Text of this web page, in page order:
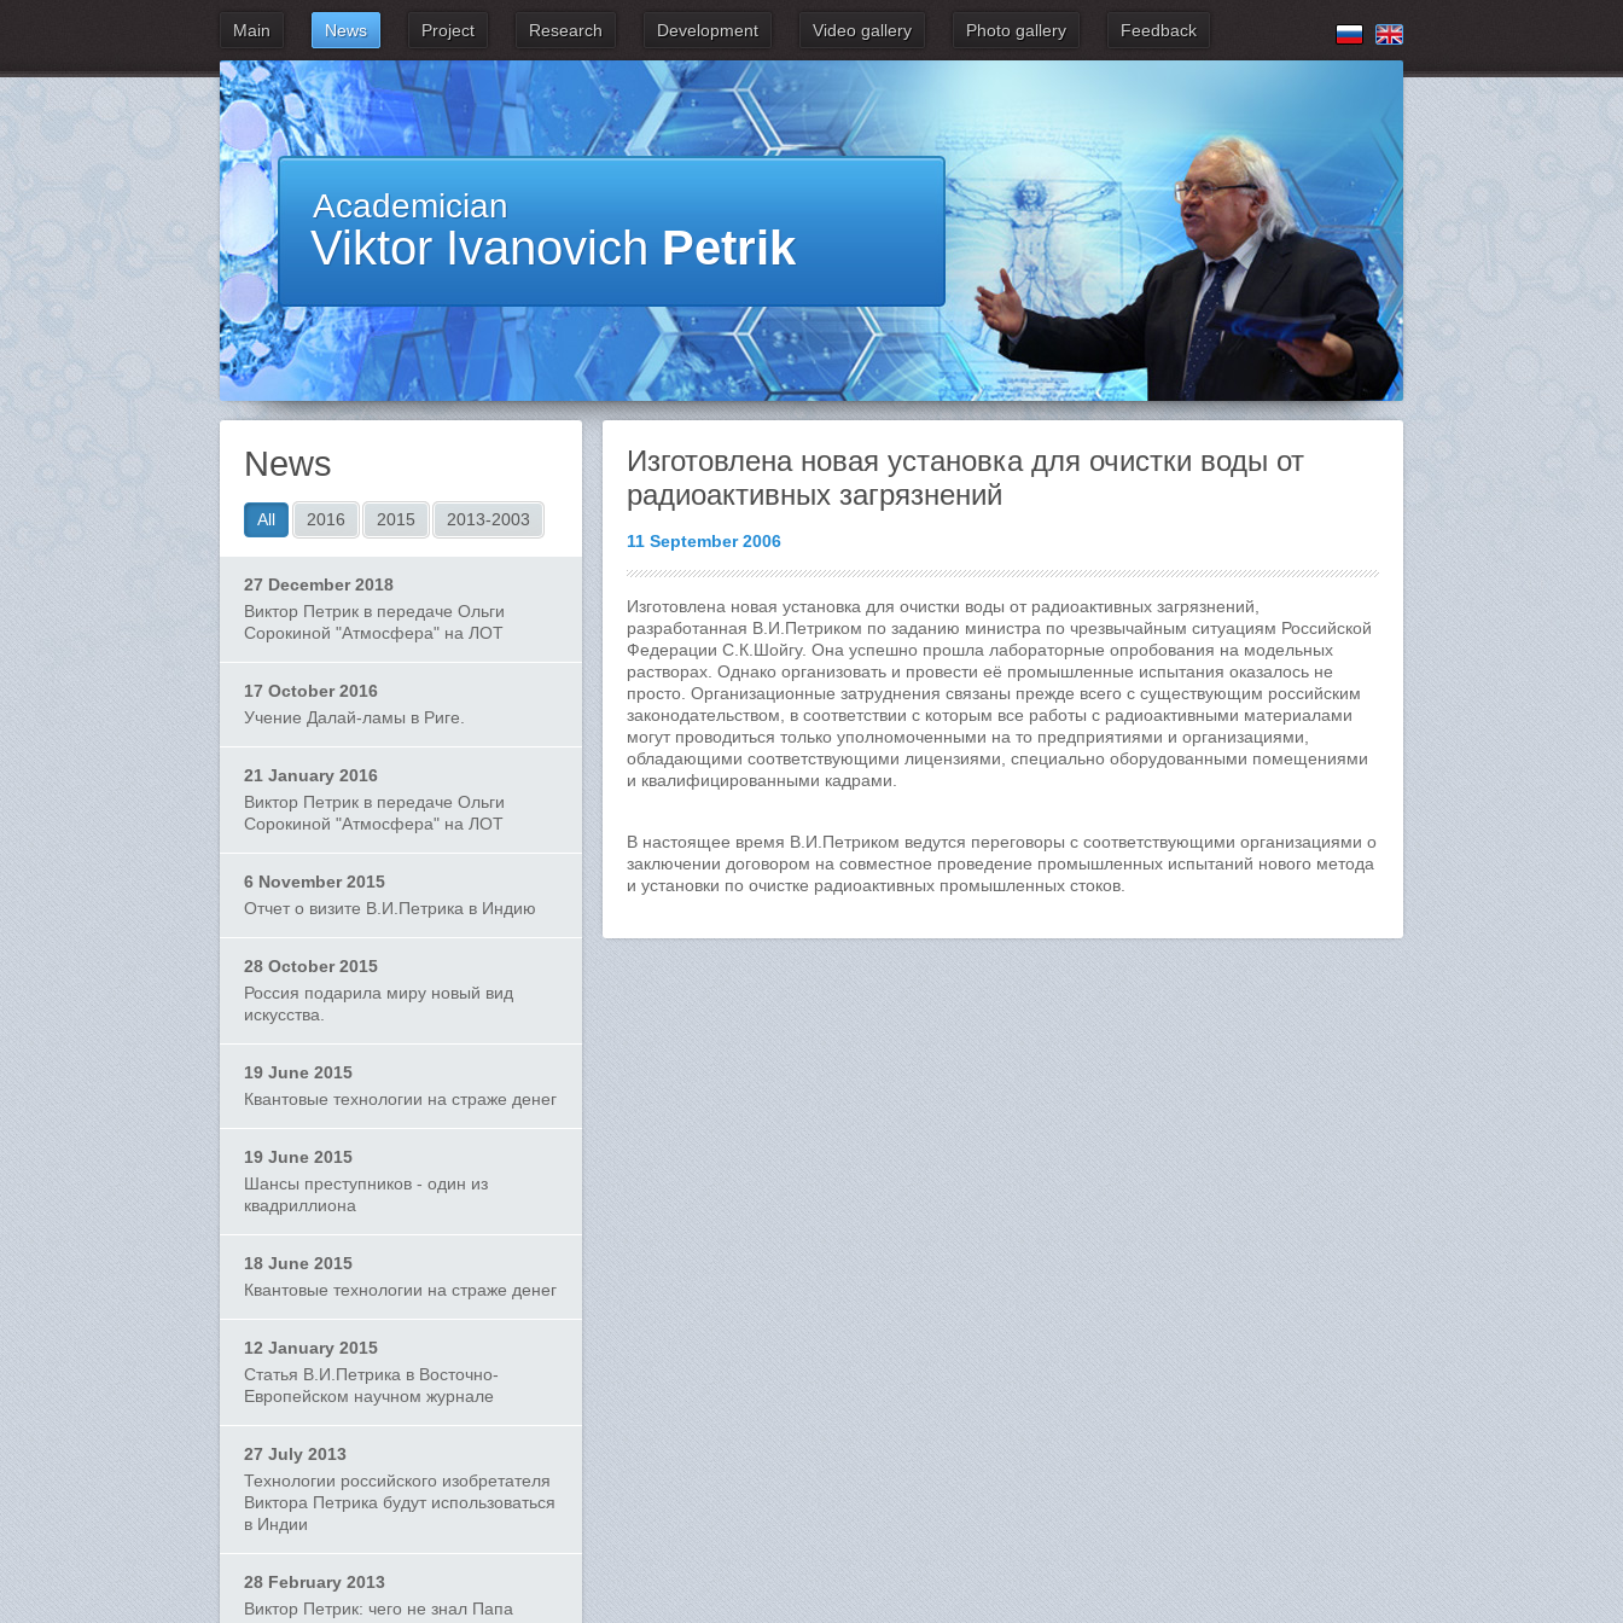
Main News Project Research Development Video gallery Photo gallery Feedback
Academician
Viktor Ivanovich Petrik
News
All 2016 2015 2013-2003
27 December 2018
Виктор Петрик в передаче Ольги
Сорокиной "Атмосфера" на ЛОТ
17 October 2016
Учение Далай-ламы в Риге.
21 January 2016
Виктор Петрик в передаче Ольги
Сорокиной "Атмосфера" на ЛОТ
6 November 2015
Отчет о визите В.И.Петрика в Индию
28 October 2015
Россия подарила миру новый вид
искусства.
19 June 2015
Квантовые технологии на страже денег
19 June 2015
Шансы преступников - один из
квадриллиона
18 June 2015
Квантовые технологии на страже денег
12 January 2015
Статья В.И.Петрика в Восточно-
Европейском научном журнале
27 July 2013
Технологии российского изобретателя
Виктора Петрика будут использоваться
в Индии
28 February 2013
Виктор Петрик: чего не знал Папа
Изготовлена новая установка для очистки воды от
радиоактивных загрязнений
11 September 2006
Изготовлена новая установка для очистки воды от радиоактивных загрязнений,
разработанная В.И.Петриком по заданию министра по чрезвычайным ситуациям Российской
Федерации С.К.Шойгу. Она успешно прошла лабораторные опробования на модельных
растворах. Однако организовать и провести её промышленные испытания оказалось не
просто. Организационные затруднения связаны прежде всего с существующим российским
законодательством, в соответствии с которым все работы с радиоактивными материалами
могут проводиться только уполномоченными на то предприятиями и организациями,
обладающими соответствующими лицензиями, специально оборудованными помещениями
и квалифицированными кадрами.
В настоящее время В.И.Петриком ведутся переговоры с соответствующими организациями о
заключении договором на совместное проведение промышленных испытаний нового метода
и установки по очистке радиоактивных промышленных стоков.